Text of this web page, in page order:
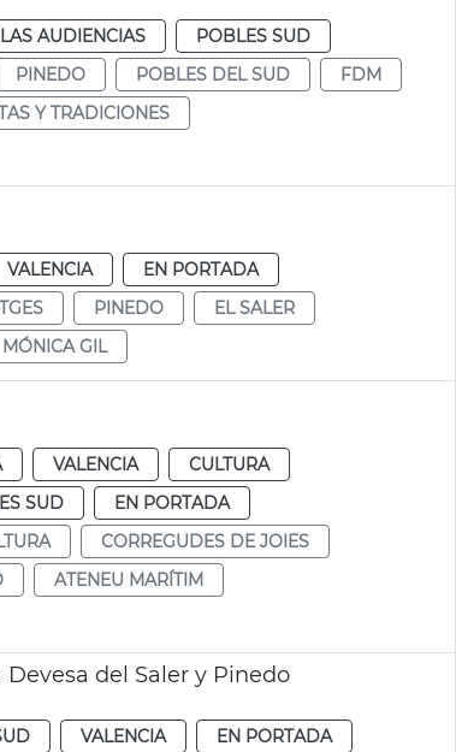
AUDIENCIAS
POBLES SUD
PINEDO POBLES DEL SUD
FDM
Y TRADICIONES
VALENCIA
EN PORTADA
PINEDO
EL SALER
MÓNICA GIL
VALENCIA
CULTURA
SUD
EN PORTADA
CORREGUDES DE JOIES
ATENEU MARÍTIM
del Saler y Pinedo
VALENCIA EN PORTADA